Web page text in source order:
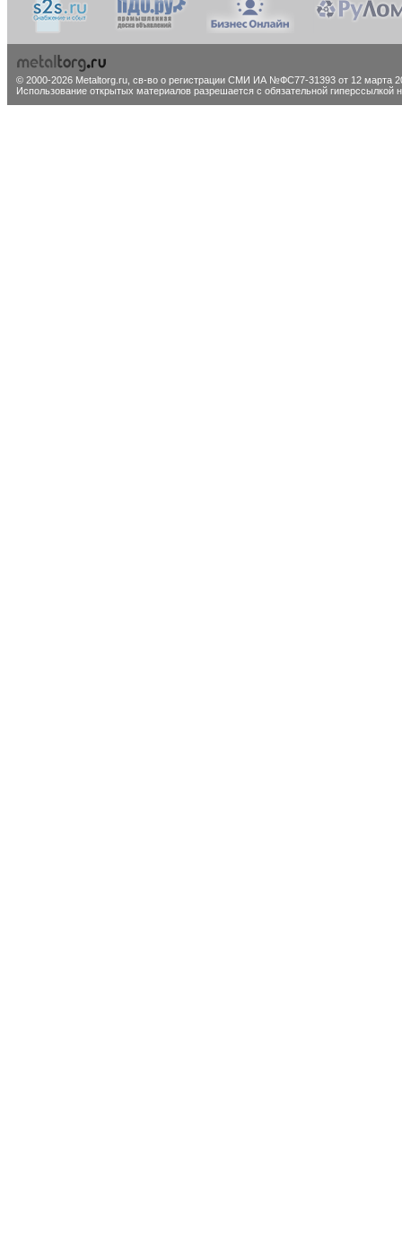
© 2000-2026 Metaltorg.ru, св-во о регистрации СМИ ИА №ФС77-31393 от 12 марта
Использование открытых материалов разрешается с обязательной гиперссылкой